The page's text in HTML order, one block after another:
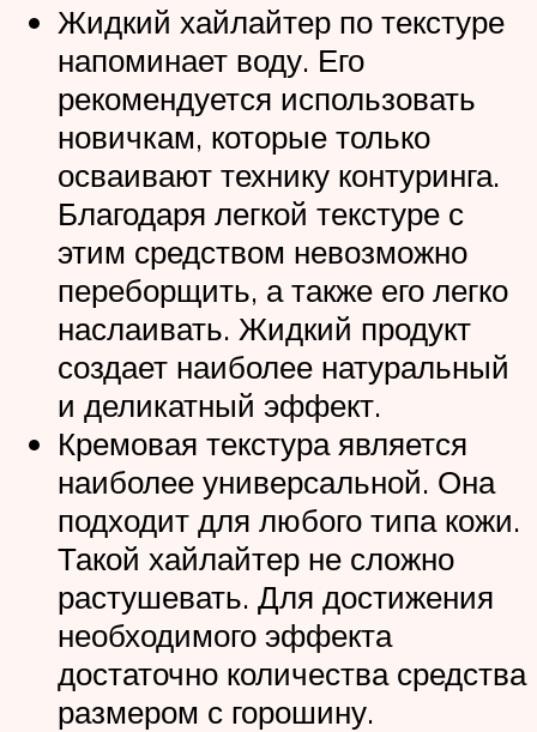
Жидкий хайлайтер по текстуре
напоминает воду. Его
рекомендуется использовать
новичкам, которые только
осваивают технику контуринга.
Благодаря легкой текстуре с
этим средством невозможно
переборщить, а также его легко
наслаивать. Жидкий продукт
создает наиболее натуральный
и деликатный эффект.
Кремовая текстура является
наиболее универсальной. Она
подходит для любого типа кожи.
Такой хайлайтер не сложно
растушевать. Для достижения
необходимого эффекта
достаточно количества средства
размером с горошину.